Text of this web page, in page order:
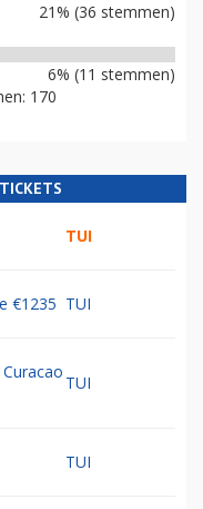
21% (36 stemmen)
6% (11 stemmen)
170
TUI
€1235 TUI
TUI
TUI